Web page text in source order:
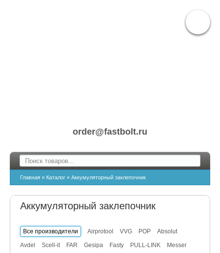
order@fastbolt.ru
Главная » Каталог » Аккумуляторный заклепочник
Аккумуляторный заклепочник
Все производители Airprotool VVG POP
Absolut
Avdel
Scell-it FAR Gesipa Fasty PULL-LINK
Messer